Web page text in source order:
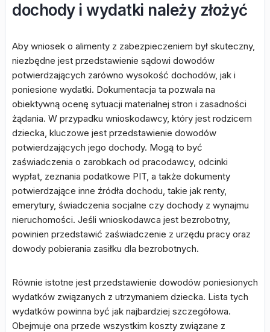
dochody i wydatki należy złożyć
Aby wniosek o alimenty z zabezpieczeniem był skuteczny,
niezbędne jest przedstawienie sądowi dowodów
potwierdzających zarówno wysokość dochodów, jak i
poniesione wydatki. Dokumentacja ta pozwala na
obiektywną ocenę sytuacji materialnej stron i zasadności
żądania. W przypadku wnioskodawcy, który jest rodzicem
dziecka, kluczowe jest przedstawienie dowodów
potwierdzających jego dochody. Mogą to być
zaświadczenia o zarobkach od pracodawcy, odcinki
wypłat, zeznania podatkowe PIT, a także dokumenty
potwierdzające inne źródła dochodu, takie jak renty,
emerytury, świadczenia socjalne czy dochody z wynajmu
nieruchomości. Jeśli wnioskodawca jest bezrobotny,
powinien przedstawić zaświadczenie z urzędu pracy oraz
dowody pobierania zasiłku dla bezrobotnych.
Równie istotne jest przedstawienie dowodów poniesionych
wydatków związanych z utrzymaniem dziecka. Lista tych
wydatków powinna być jak najbardziej szczegółowa.
Obejmuje ona przede wszystkim koszty związane z